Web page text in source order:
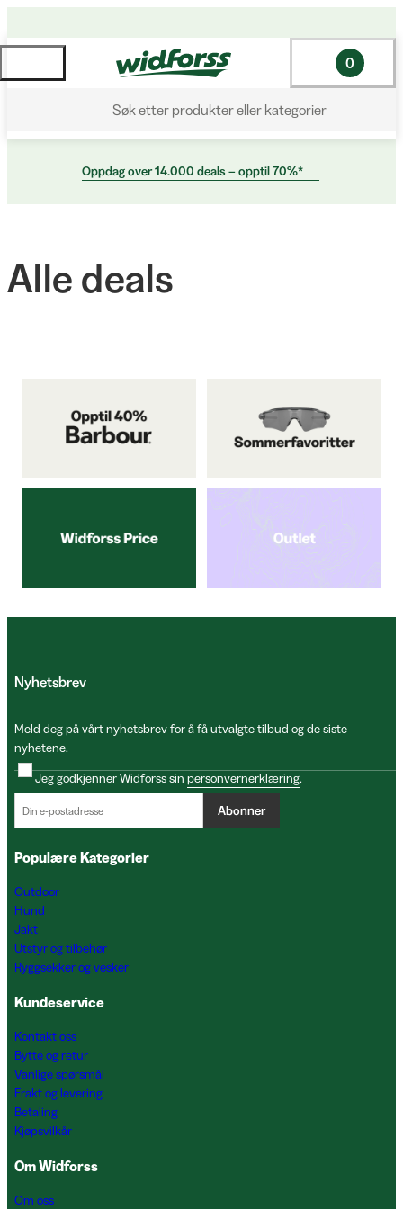
Søk etter produkter eller kategorier
0
Oppdag over 14.000 deals – opptil 70%*
Alle deals
Nyhetsbrev
Meld deg på vårt nyhetsbrev for å få utvalgte tilbud og de siste
nyhetene.
Jeg godkjenner Widforss sin personvernerklæring.
Abonner
Populære Kategorier
Outdoor
Hund
Jakt
Utstyr og tilbehør
Ryggsekker og vesker
Kundeservice
Kontakt oss
Bytte og retur
Vanlige spørsmål
Frakt og levering
Betaling
Kjøpsvilkår
Om Widforss
Om oss